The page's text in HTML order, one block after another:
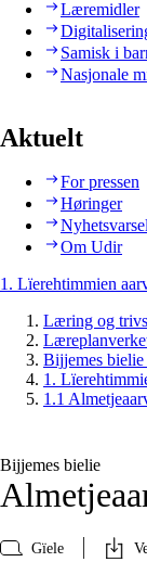
Læremidler
Samisk i
Nasjonale
Aktuelt
For pressen
Høringer
Nyhetsvarsel
Om Udir
1. Lïerehtimmien
Læring og
Bijjemes bielie
1.
1.1
Bijjemes bielie
Gïele